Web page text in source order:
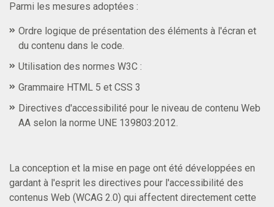
Parmi les mesures adoptées :
Ordre logique de présentation des éléments à l'écran et
du contenu dans le code.
Utilisation des normes W3C :
Grammaire HTML 5 et CSS 3
Directives d'accessibilité pour le niveau de contenu Web
AA selon la norme UNE 139803:2012.
La conception et la mise en page ont été développées en
gardant à l'esprit les directives pour l'accessibilité des
contenus Web (WCAG 2.0) qui affectent directement cette